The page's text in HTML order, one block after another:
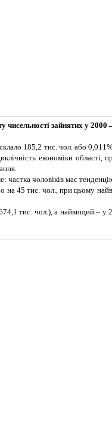
чисельності зайнятих у 2000
185,2 тис. чол. або
економіки області,
частка чоловіків має
45 тис. чол., при цьому
тис. чол.), а найвищий –